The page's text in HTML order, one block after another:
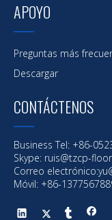
APOYO
Preguntas más
Descargar
CONTÁCTENOS
Business Tel: +86-
Skype: ruis@tzcp-
Correo electrónico:
Móvil: +86-